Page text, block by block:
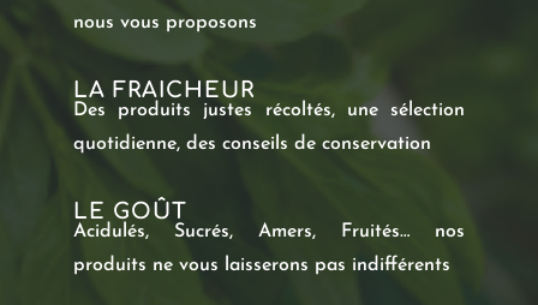
nous vous proposons
LA FRAICHEUR
Des produits justes récoltés, une sélection
quotidienne, des conseils de conservation
LE GOÛT
Acidulés, Sucrés, Amers, Fruités… nos
produits ne vous laisserons pas indifférents